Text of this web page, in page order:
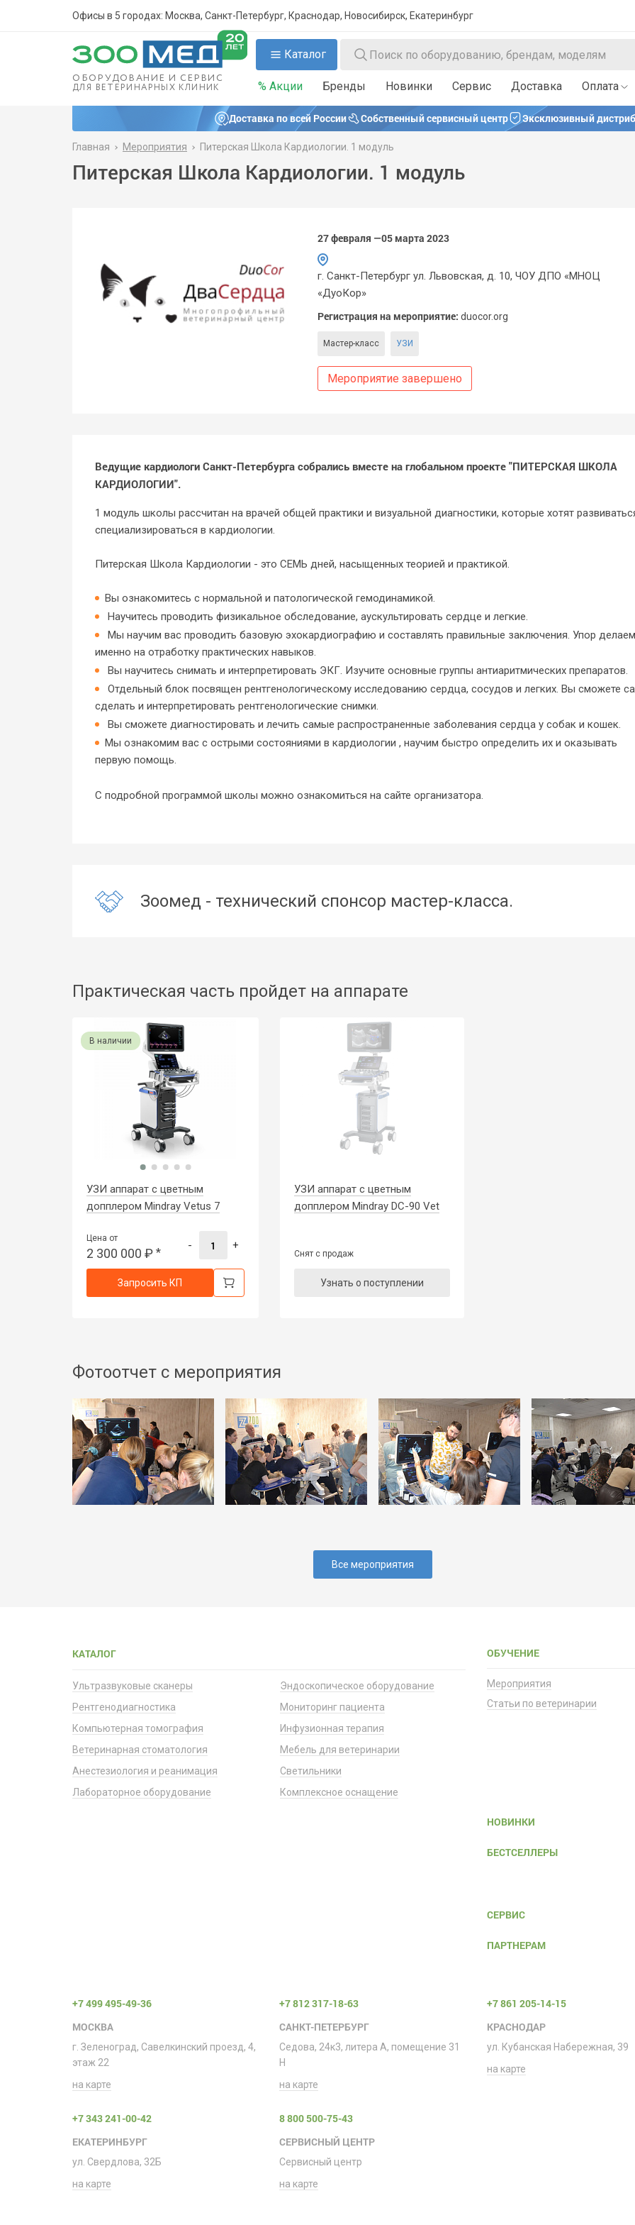
Офисы в 5 городах: Москва, Санкт-Петербург, Краснодар, Новосибирск, Екатеринбург
ОБОРУДОВАНИЕ И СЕРВИС
ДЛЯ ВЕТЕРИНАРНЫХ КЛИНИК
Каталог
% Акции Бренды Новинки Сервис Доставка Оплата
Доставка по всей России Собственный сервисный центр Эксклюзивный
Главная Мероприятия Питерская Школа Кардиологии. 1 модуль
Питерская Школа Кардиологии. 1 модуль
27 февраля —05 марта 2023
г. Санкт-Петербург ул. Львовская, д. 10, ЧОУ ДПО «МНОЦ
«ДуоКор»
Регистрация на мероприятие:duocor.org
Мастер-класс УЗИ
Мероприятие завершено
Ведущие кардиологи Санкт-Петербурга собрались вместе на глобальном проекте "ПИТЕРСКАЯ ШКОЛА
КАРДИОЛОГИИ".
1 модуль школы рассчитан на врачей общей практики и визуальной диагностики, которые хотят
специализироваться в кардиологии.
Питерская Школа Кардиологии - это СЕМЬ дней, насыщенных теорией и практикой.
Вы ознакомитесь с нормальной и патологической гемодинамикой.
Научитесь проводить физикальное обследование, аускультировать сердце и легкие.
Мы научим вас проводить базовую эхокардиографию и составлять правильные заключения. Упор делаем
именно на отработку практических навыков.
Вы научитесь снимать и интерпретировать ЭКГ. Изучите основные группы антиаритмических препаратов.
Отдельный блок посвящен рентгенологическому исследованию сердца, сосудов и легких. Вы сможете
сделать и интерпретировать рентгенологические снимки.
Вы сможете диагностировать и лечить самые распространенные заболевания сердца у собак и кошек.
Мы ознакомим вас с острыми состояниями в кардиологии , научим быстро определить их и оказывать
первую помощь.
С подробной программой школы можно ознакомиться на сайте организатора.
Зоомед - технический спонсор мастер-класса.
Практическая часть пройдет на аппарате
В наличии
УЗИ аппарат с цветным
допплером Mindray Vetus 7
Цена от
2 300 000 ₽ *
- +
Запросить КП
УЗИ аппарат с цветным
допплером Mindray DC-90 Vet
Снят с продаж
Узнать о поступлении
Фотоотчет с мероприятия
Все мероприятия
КАТАЛОГ
Ультразвуковые сканеры
Рентгенодиагностика
Компьютерная томография
Ветеринарная стоматология
Анестезиология и реанимация
Лабораторное оборудование
Эндоскопическое оборудование
Мониторинг пациента
Инфузионная терапия
Мебель для ветеринарии
Светильники
Комплексное оснащение
ОБУЧЕНИЕ
Мероприятия
Статьи по ветеринарии
НОВИНКИ
БЕСТСЕЛЛЕРЫ
СЕРВИС
ПАРТНЕРАМ
+7 499 495-49-36
МОСКВА
г. Зеленоград, Савелкинский проезд, 4,
этаж 22
на карте
+7 812 317-18-63
САНКТ-ПЕТЕРБУРГ
Седова, 24к3, литера А, помещение 31
H
на карте
+7 861 205-14-15
КРАСНОДАР
ул. Кубанская Набережная, 39
на карте
+7 343 241-00-42
ЕКАТЕРИНБУРГ
ул. Свердлова, 32Б
на карте
8 800 500-75-43
СЕРВИСНЫЙ ЦЕНТР
Сервисный центр
на карте